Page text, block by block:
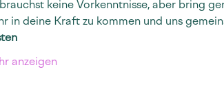
keine Vorkenntnisse, aber bring
in deine Kraft zu kommen und uns
anzeigen